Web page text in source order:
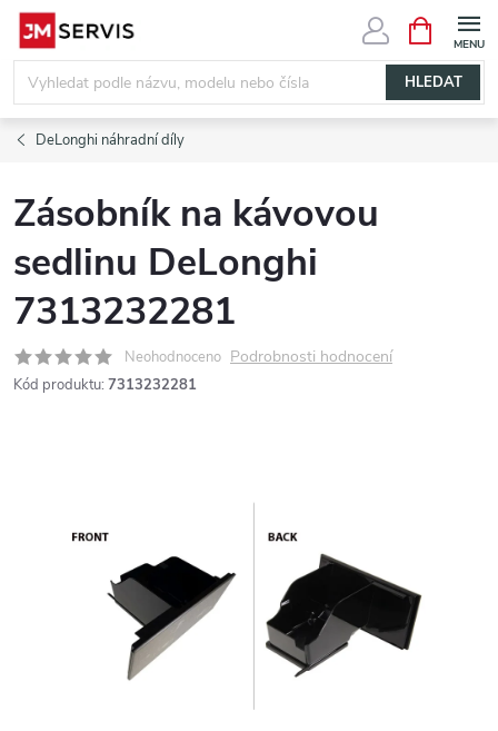
Přejít
obsah
HLEDAT
NÁKUPNÍ
KOŠÍK
DeLonghi náhradní díly
Zásobník na kávovou
sedlinu DeLonghi
7313232281
Neohodnoceno Podrobnosti hodnocení
Kód produktu: 7313232281